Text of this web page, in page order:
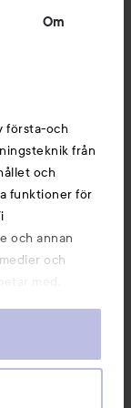
Om
första-och
från
och
funktioner för
och annan
och
med.
som de har
webbplats.
för